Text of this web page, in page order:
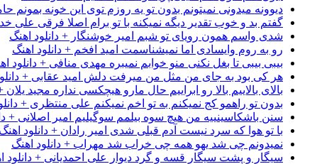
دیوونه میدونی نمیتونم بدون تو یه روزم توی این خونه بمونم
گفتم بد و خوب تقدیر دیگه نمیکنه با تو برام اصلا فرقی علی
شدی واسم همون رویای تو شبم امیر خوشنگار + دانلود اهنگ
رو به روم وایسادی اما نمیشناسمت امید افخم + دانلود اهنگ
بیبی بیبی تا بغل نکنی منو خوابم نمیبره مهدی منافی + دانلود
هر کی بود به جای من مثل من میرفت دلش امید عقابی +
بالای بالاییم بالا رو ابراییم حال مارو هیچکسی نداره مجید یلان
بدون تو راهمو کج نمیکنم به تو اخم نمیکنم علی منتظری +
سنن باشکاسینییه من هیچ سوه بیلمم سوگیلیم امیر اصلانی +
با تو هوا که سرد نیست آدم قبلی شدی امیر رادان + دانلود اهنگ
نمیدونم چی شد یهو همه چی خراب شد مهراب + دانلود اهنگ
سیگار و پشت سیگار قسه و گرد دیوار علی احمدیانی + دانلود